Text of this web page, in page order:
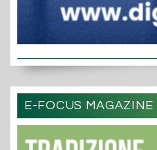
E-FOCUS MAGAZINE